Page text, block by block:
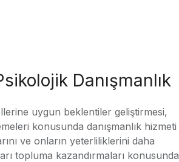
Danışmanlık
uygun beklentiler geliştirmesi,
konusunda danışmanlık hizmeti
ve onların yeterliliklerini daha
topluma kazandırmaları konusunda